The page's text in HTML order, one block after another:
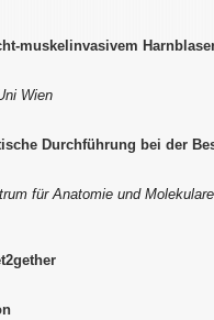
muskelinvasivem
Wien
Durchführung bei der
für Anatomie und